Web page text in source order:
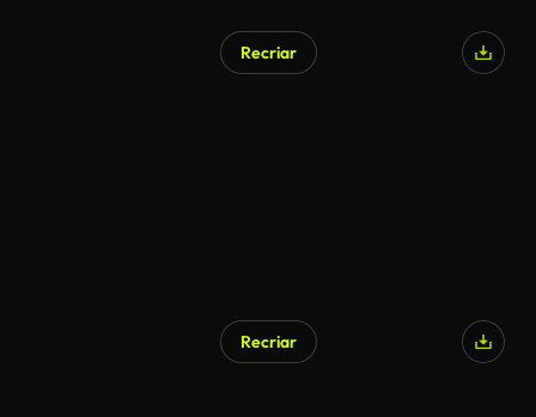
Recriar
Recriar